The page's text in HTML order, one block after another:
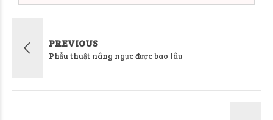
PREVIOUS
Phẫu thuật nâng ngực được bao lâu